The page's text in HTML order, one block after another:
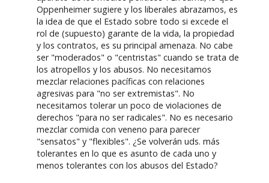
Oppenheimer sugiere y los liberales abrazamos, es
la idea de que el Estado sobre todo si excede el
rol de (supuesto) garante de la vida, la propiedad
y los contratos, es su principal amenaza. No cabe
ser "moderados" o "centristas" cuando se trata de
los atropellos y los abusos. No necesitamos
mezclar relaciones pacíficas con relaciones
agresivas para "no ser extremistas". No
necesitamos tolerar un poco de violaciones de
derechos "para no ser radicales". No es necesario
mezclar comida con veneno para parecer
"sensatos" y "flexibles". ¿Se volverán uds. más
tolerantes en lo que es asunto de cada uno y
menos tolerantes con los abusos del Estado?